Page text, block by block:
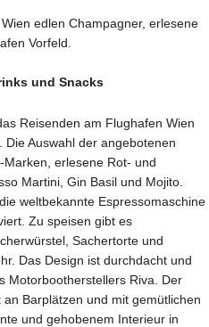
edlen Champagner, erlesene
Vorfeld.
und Snacks
Reisenden am Flughafen Wien
Auswahl der angebotenen
erlesene Rot- und
Martini, Gin Basil und Mojito.
weltbekannte Espressomaschine
Zu speisen gibt es
Sachertorte und
Das Design ist durchdacht und
Motorbootherstellers Riva. Der
Barplätzen und mit gemütlichen
und gehobenem Interieur in